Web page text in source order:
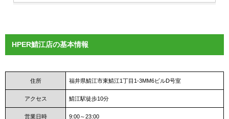
HPER鯖江店の基本情報
住所 福井県鯖江市東鯖江1丁目1-3MM6ビルD号室
アクセス 鯖江駅徒歩10分
営業日時 9:00～23:00